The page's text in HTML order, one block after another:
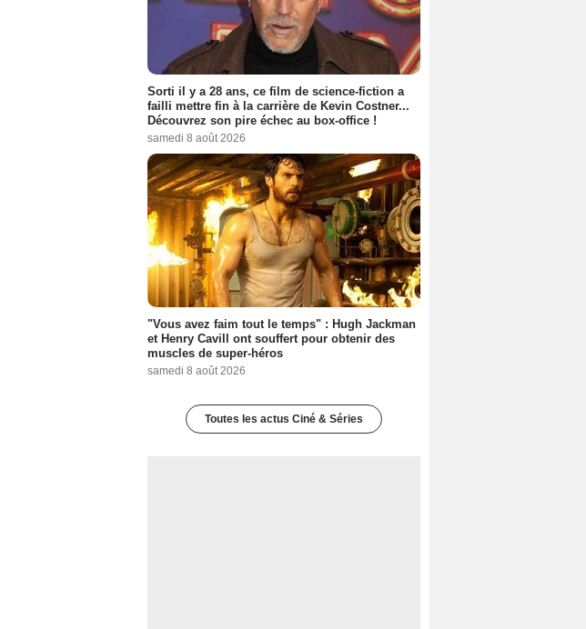
Sorti il y a 28 ans, ce film de science-fiction a
failli mettre fin à la carrière de Kevin Costner...
Découvrez son pire échec au box-office !
samedi 8 août 2026
"Vous avez faim tout le temps" : Hugh Jackman
et Henry Cavill ont souffert pour obtenir des
muscles de super-héros
samedi 8 août 2026
Toutes les actus Ciné & Séries